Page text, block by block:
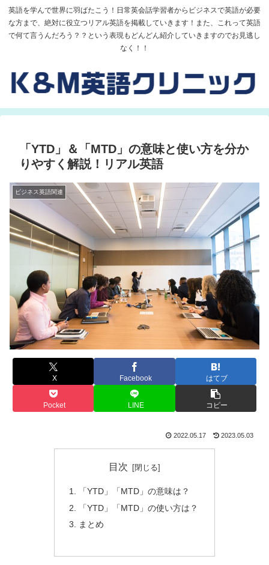
英語を学んで世界に羽ばたこう！日常英会話学習者からビジネスで英語が必要
な方まで、絶対に役立つリアル英語を掲載していきます！また、これって英語
で何て言うんだろう？？という表現もどんどん紹介していきますのでお見逃し
なく！！
「YTD」＆「MTD」の意味と使い方を分か
りやすく解説！リアル英語
ビジネス英語関連
X Facebook はてブ
Pocket LINE コピー
2022.05.17 2023.05.03
目次
「YTD」「MTD」の意味は？
「YTD」「MTD」の使い方は？
まとめ